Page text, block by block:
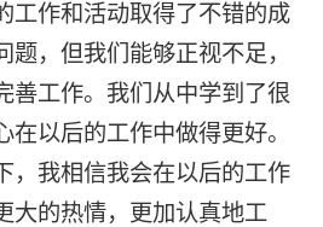
工作和活动取得了不错的成
，但我们能够正视不足，
善工作。我们从中学到了很
在以后的工作中做得更好。
，我相信我会在以后的工作
大的热情，更加认真地工